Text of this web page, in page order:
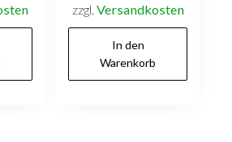
zzgl. Versandkosten
In den
Warenkorb